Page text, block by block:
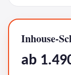
Inhouse-
ab